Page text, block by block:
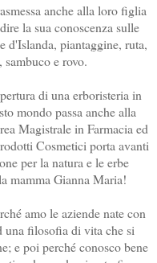
anche alla loro figlia
la sua conoscenza sulle
d'Islanda, piantaggine, ruta,
e rovo.
di una erboristeria in
mondo passa anche alla
Magistrale in Farmacia ed
Cosmetici porta avanti
per la natura e le erbe
mamma Gianna Maria!
amo le aziende nate con
una filosofia di vita che si
e poi perché conosco bene